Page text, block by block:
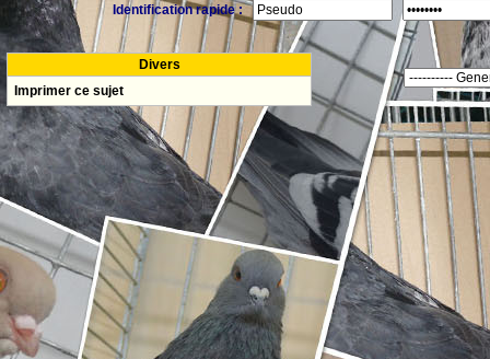
Identification rapide :
Divers
Imprimer ce sujet